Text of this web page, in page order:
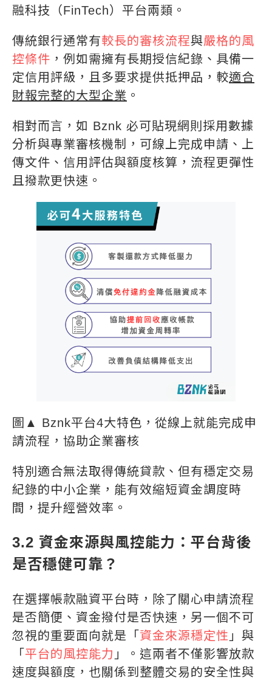
融科技（FinTech）平台兩類。
傳統銀行通常有較長的審核流程與嚴格的風
控條件 ，例如需擁有長期授信紀錄、具備一
定信用評級，且多要求提供抵押品，較適合
財報完整的大型企業 。
相對而言，如 Bznk 必可貼現網則採用數據
分析與專業審核機制，可線上完成申請、上
傳文件、信用評估與額度核算，流程更彈性
且撥款更快速。
圖▲ Bznk平台4大特色，從線上就能完成申
請流程，協助企業審核
特別適合無法取得傳統貸款、但有穩定交易
紀錄的中小企業，能有效縮短資金調度時
間，提升經營效率。
3.2 資金來源與風控能力：平台背後
是否穩健可靠？
在選擇帳款融資平台時，除了關心申請流程
是否簡便、資金撥付是否快速，另一個不可
忽視的重要面向就是「 資金來源穩定性 」與
「 平台的風控能力 」。這兩者不僅影響放款
速度與額度，也關係到整體交易的安全性與